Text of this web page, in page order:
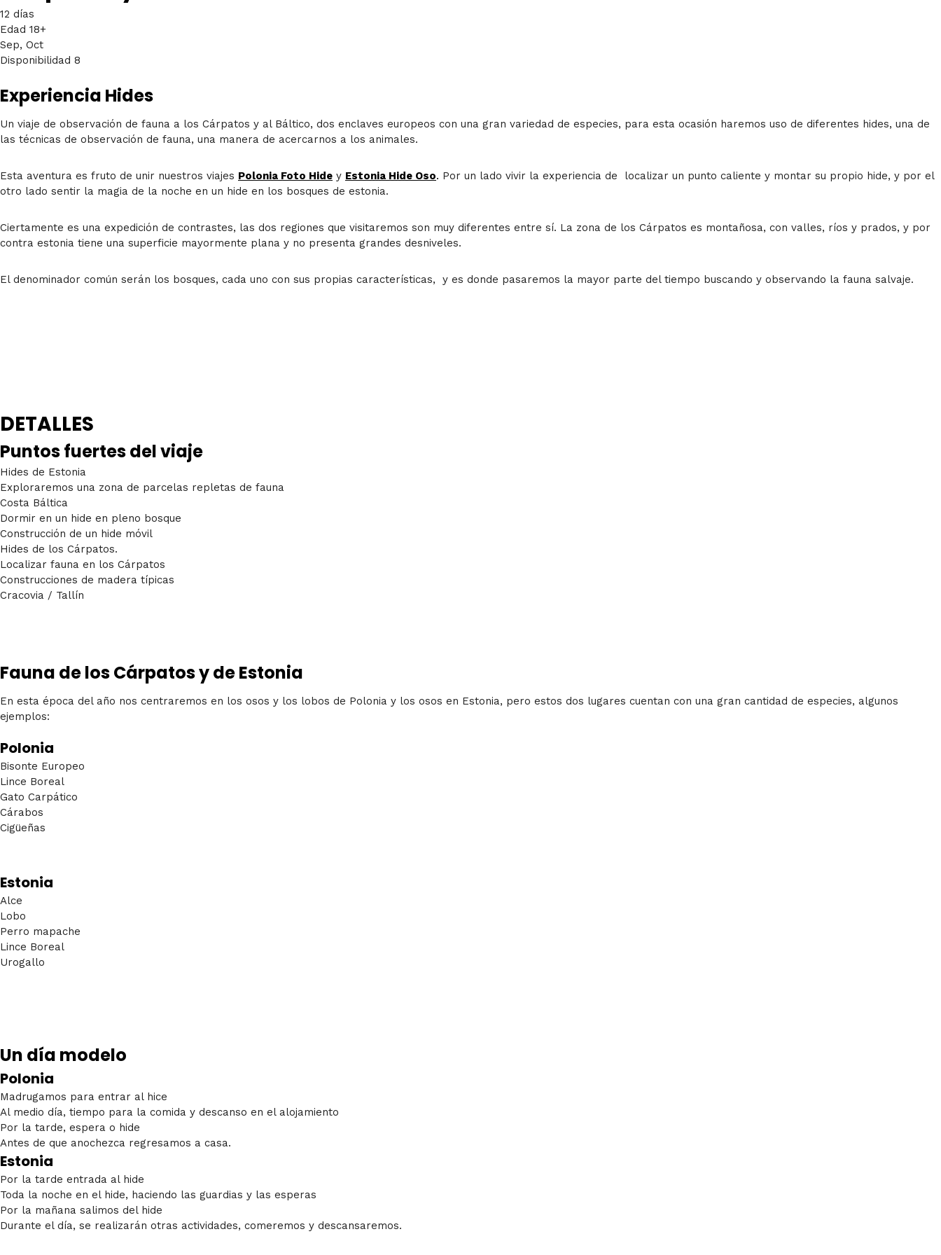
12 días
Edad 18+
Sep, Oct
Disponibilidad 8
Experiencia Hides
Un viaje de observación de fauna a los Cárpatos y al Báltico, dos enclaves europeos con una gran variedad de especies, para esta ocasión haremos uso de diferentes hides, una de
las técnicas de observación de fauna, una manera de acercarnos a los animales.
Esta aventura es fruto de unir nuestros viajes Polonia Foto Hide y Estonia Hide Oso. Por un lado vivir la experiencia de localizar un punto caliente y montar su propio hide, y por el
otro lado sentir la magia de la noche en un hide en los bosques de estonia.
Ciertamente es una expedición de contrastes, las dos regiones que visitaremos son muy diferentes entre sí. La zona de los Cárpatos es montañosa, con valles, ríos y prados, y por
contra estonia tiene una superficie mayormente plana y no presenta grandes desniveles.
El denominador común serán los bosques, cada uno con sus propias características, y es donde pasaremos la mayor parte del tiempo buscando y observando la fauna salvaje.
DETALLES
Puntos fuertes del viaje
Hides de Estonia
Exploraremos una zona de parcelas repletas de fauna
Costa Báltica
Dormir en un hide en pleno bosque
Construcción de un hide móvil
Hides de los Cárpatos.
Localizar fauna en los Cárpatos
Construcciones de madera típicas
Cracovia / Tallín
Fauna de los Cárpatos y de Estonia
En esta época del año nos centraremos en los osos y los lobos de Polonia y los osos en Estonia, pero estos dos lugares cuentan con una gran cantidad de especies, algunos
ejemplos:
Polonia
Bisonte Europeo
Lince Boreal
Gato Carpático
Cárabos
Cigüeñas
Estonia
Alce
Lobo
Perro mapache
Lince Boreal
Urogallo
Un día modelo
Polonia
Madrugamos para entrar al hice
Al medio día, tiempo para la comida y descanso en el alojamiento
Por la tarde, espera o hide
Antes de que anochezca regresamos a casa.
Estonia
Por la tarde entrada al hide
Toda la noche en el hide, haciendo las guardias y las esperas
Por la mañana salimos del hide
Durante el día, se realizarán otras actividades, comeremos y descansaremos.